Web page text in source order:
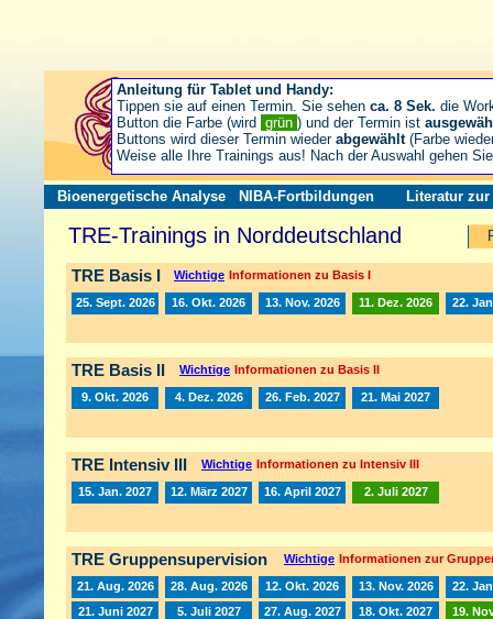
Bioenergetische Analyse NIBA-Fortbildungen Literatur zur
TRE-Trainings in Norddeutschland
TRE Basis I Wichtige Informationen zu Basis I
25. Sept. 2026 16. Okt. 2026 13. Nov. 2026 11. Dez. 2026 22.
TRE Basis II Wichtige Informationen zu Basis II
9. Okt. 2026 4. Dez. 2026 26. Feb. 2027 21. Mai 2027
TRE Intensiv III Wichtige Informationen zu Intensiv III
15. Jan. 2027 12. März 2027 16. April 2027 2. Juli 2027
TRE Gruppensupervision Wichtige Informationen zur
21. Aug. 2026 28. Aug. 2026 12. Okt. 2026 13. Nov. 2026
22.
21. Juni 2027
5. Juli 2027 27. Aug. 2027 18. Okt. 2027 19.
Anleitung für Tablet und Handy:
Tippen sie auf einen Termin. Sie sehen ca. 8 Sek. die
Button die Farbe (wird grün ) und der Termin ist
Buttons wird dieser Termin wieder abgewählt(Farbe
Weise alle Ihre Trainings aus! Nach der Auswahl gehen